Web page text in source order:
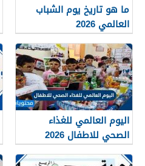
ما هو تاريخ يوم الشباب
العالمي 2026
اليوم العالمي للغذاء
الصحي للاطفال 2026